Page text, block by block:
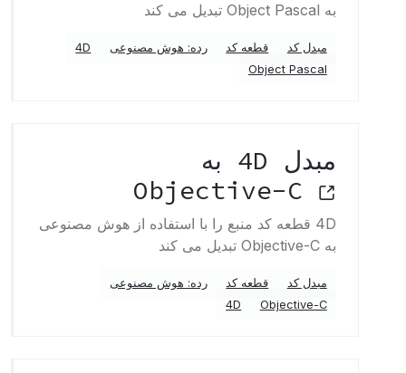
به Object Pascal تبدیل می کند
مبدل کد قطعه کد رده: هوش مصنوعی
4D
Object Pascal
مبدل 4D به
Objective-C
4D قطعه کد منبع را با استفاده از هوش مصنوعی
به Objective-C تبدیل می کند
مبدل کد قطعه کد
رده: هوش مصنوعی
Objective-C
4D